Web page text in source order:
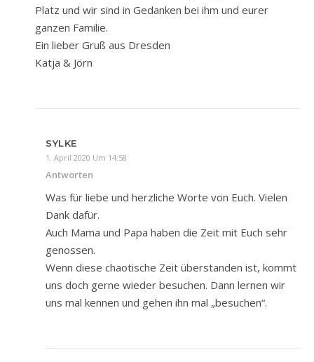
Platz und wir sind in Gedanken bei ihm und eurer
ganzen Familie.
Ein lieber Gruß aus Dresden
Katja & Jörn
SYLKE
1. April 2020 Um 14:58
Antworten
Was für liebe und herzliche Worte von Euch. Vielen
Dank dafür.
Auch Mama und Papa haben die Zeit mit Euch sehr
genossen.
Wenn diese chaotische Zeit überstanden ist, kommt
uns doch gerne wieder besuchen. Dann lernen wir
uns mal kennen und gehen ihn mal „besuchen“.